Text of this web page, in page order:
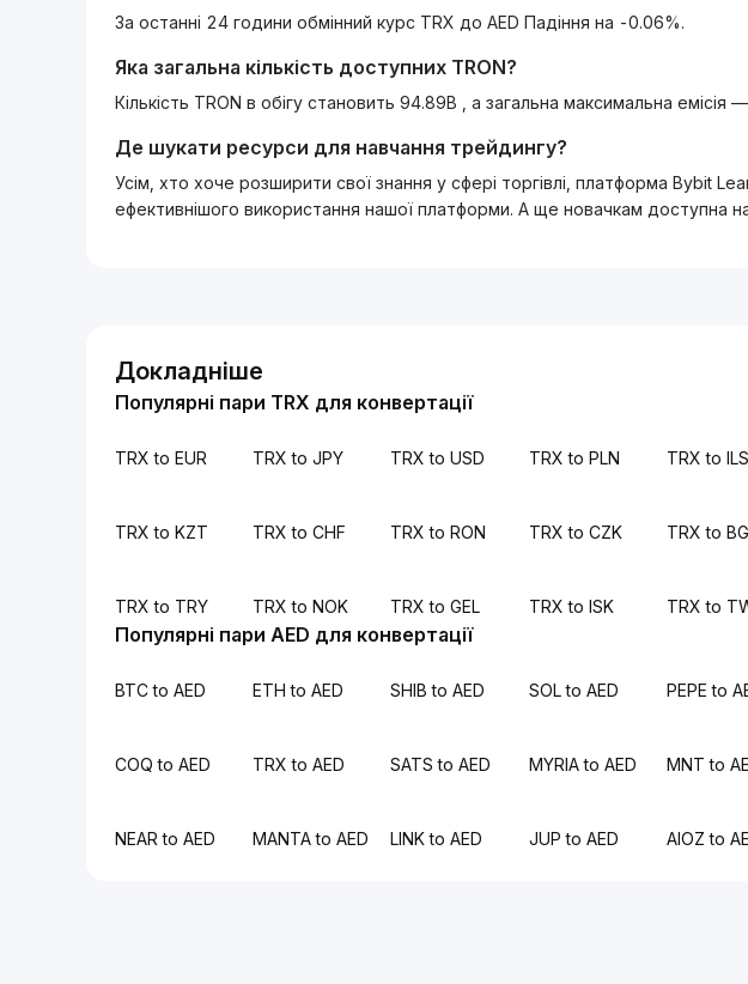
За останні 24 години обмінний курс TRX до AED Падіння на -0.06%.
Яка загальна кількість доступних TRON?
Кількість TRON в обігу становить 94.89B , а загальна максимальна емісія
Де шукати ресурси для навчання трейдингу?
Усім, хто хоче розширити свої знання у сфері торгівлі, платформа Bybit
ефективнішого використання нашої платформи. А ще новачкам доступна
Докладніше
Популярні пари TRX для конвертації
TRX to EUR TRX to JPY TRX to USD TRX to PLN TRX to ILS
TRX to KZT TRX to CHF TRX to RON TRX to CZK TRX to
TRX to TRY TRX to NOK TRX to GEL TRX to ISK TRX to
Популярні пари AED для конвертації
BTC to AED ETH to AED SHIB to AED SOL to AED PEPE to
COQ to AED TRX to AED SATS to AED MYRIA to AED MNT to
NEAR to AED MANTA to AED LINK to AED JUP to AED AIOZ to